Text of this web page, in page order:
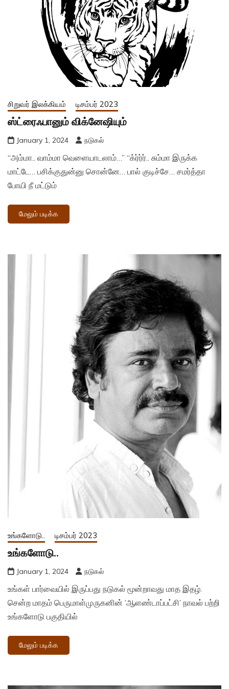
சிறுவர் இலக்கியம் டிசம்பர் 2023
ஸ்ட்ரைஃபானும் விக்னேஷியும்
January 1, 2024 நடுகல்
“அம்மா.. வாம்மா வெளையாடலாம்…” “க்ர்ர்ர்.. சும்மா இருக்க
மாட்டே… பசிக்குதுன்னு சொன்னே… பால் குடிச்சே… சமர்த்தா
போயி நீ மட்டும்
மேலும் படிக்க
உங்களோடு.. டிசம்பர் 2023
உங்களோடு..
January 1, 2024 நடுகல்
உங்கள் பார்வையில் இருப்பது நடுகல் மூன்றாவது மாத இதழ்.
சென்ற மாதம் பெருமாள்முருகனின் ’ஆளண்டாப்பட்சி’ நாவல் பற்றி
உங்களோடு பகுதியில்
மேலும் படிக்க